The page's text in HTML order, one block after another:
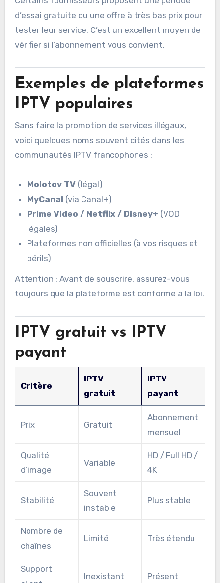
d’essai gratuite ou une offre à très bas prix pour
tester leur service. C’est un excellent moyen de
vérifier si l’abonnement vous convient.
Exemples de plateformes
IPTV populaires
Sans faire la promotion de services illégaux,
voici quelques noms souvent cités dans les
communautés IPTV francophones :
Molotov TV (légal)
MyCanal (via Canal+)
Prime Video / Netflix / Disney+ (VOD
légales)
Plateformes non officielles (à vos risques et
périls)
Attention : Avant de souscrire, assurez-vous
toujours que la plateforme est conforme à la loi.
IPTV gratuit vs IPTV
payant
Critère
IPTV
gratuit
IPTV
payant
Prix Gratuit
Abonnement
mensuel
Qualité
d’image
Variable
HD / Full HD /
4K
Stabilité
Souvent
instable
Plus stable
Nombre de
chaînes
Limité Très étendu
Support
Inexistant Présent